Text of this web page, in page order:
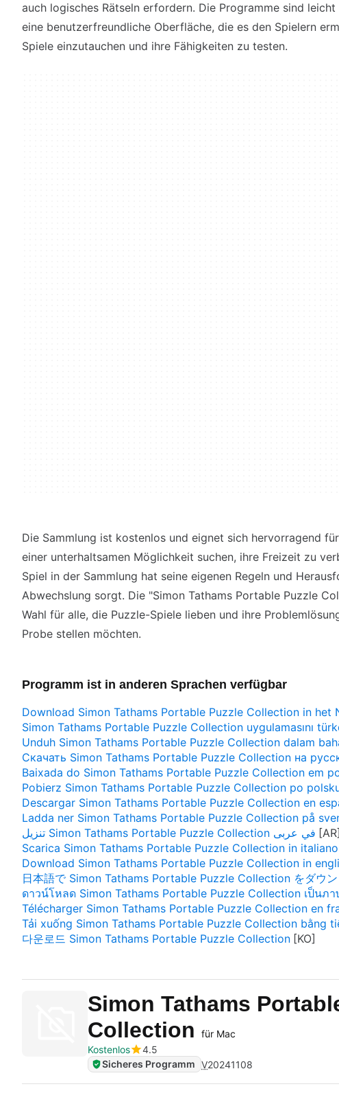
auch logisches Rätseln erfordern. Die Programme sind
eine benutzerfreundliche Oberfläche, die es den Spielern
Spiele einzutauchen und ihre Fähigkeiten zu testen.
Die Sammlung ist kostenlos und eignet sich hervorragend
einer unterhaltsamen Möglichkeit suchen, ihre Freizeit zu
Spiel in der Sammlung hat seine eigenen Regeln und
Abwechslung sorgt. Die "Simon Tathams Portable Puzzle
Wahl für alle, die Puzzle-Spiele lieben und ihre
Probe stellen möchten.
Programm ist in anderen Sprachen verfügbar
Download Simon Tathams Portable Puzzle Collection in het
Simon Tathams Portable Puzzle Collection uygulamasını
Unduh Simon Tathams Portable Puzzle Collection dalam
Скачать Simon Tathams Portable Puzzle Collection на
Baixada do Simon Tathams Portable Puzzle Collection em
Pobierz Simon Tathams Portable Puzzle Collection po
Descargar Simon Tathams Portable Puzzle Collection en
Ladda ner Simon Tathams Portable Puzzle Collection på
تنزيل Simon Tathams Portable Puzzle Collection في عربى
Scarica Simon Tathams Portable Puzzle Collection in italiano
Download Simon Tathams Portable Puzzle Collection in
日本語で Simon Tathams Portable Puzzle Collection をダウン
ดาวน์โหลด Simon Tathams Portable Puzzle Collection เป็นภา
Télécharger Simon Tathams Portable Puzzle Collection en
Tải xuống Simon Tathams Portable Puzzle Collection bằng
다운로드 Simon Tathams Portable Puzzle Collection
Simon Tathams
Collection
für Mac
Kostenlos
4.5
Sicheres Programm V20241108